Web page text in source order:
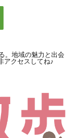
。地域の魅力と出会
アクセスしてね♪